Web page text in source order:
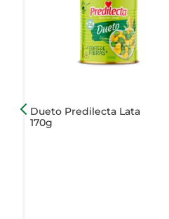
Dueto Predilecta Lata
170g